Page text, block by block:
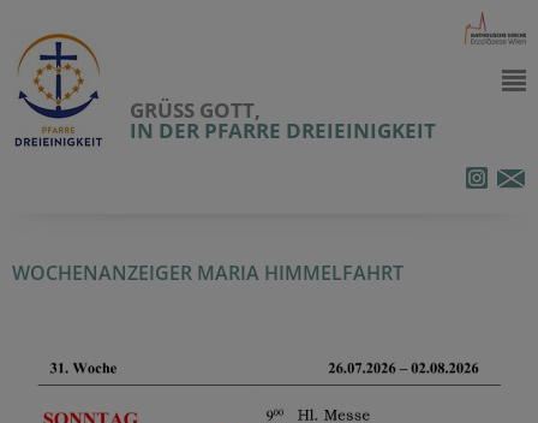
GRÜSS GOTT,
IN DER PFARRE DREIEINIGKEIT
WOCHENANZEIGER MARIA HIMMELFAHRT